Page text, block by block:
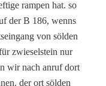
rampen hat. so
der B 186, wenns
von sölden
zwieselstein nur
wir nach anruf dort
der ort sölden